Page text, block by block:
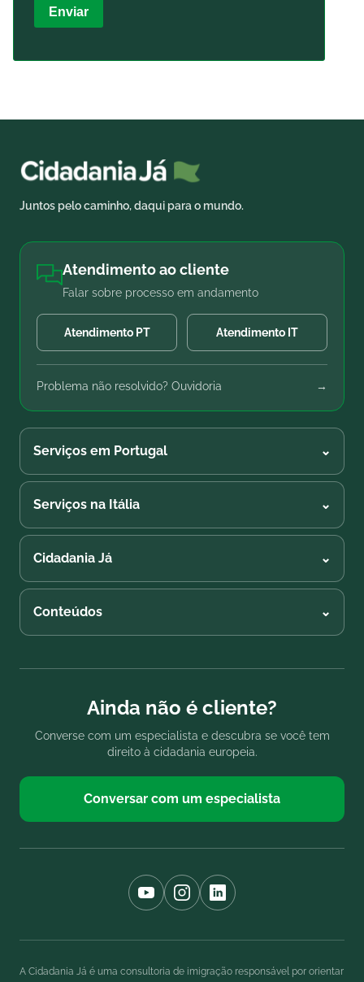
Enviar
Juntos pelo caminho, daqui para o mundo.
Atendimento ao cliente
Falar sobre processo em andamento
Atendimento PT Atendimento IT
Problema não resolvido? Ouvidoria →
Serviços em Portugal ⌄
Serviços na Itália ⌄
Cidadania Já ⌄
Conteúdos ⌄
Ainda não é cliente?
Converse com um especialista e descubra se você tem
direito à cidadania europeia.
Conversar com um especialista
A Cidadania Já é uma consultoria de imigração responsável por orientar